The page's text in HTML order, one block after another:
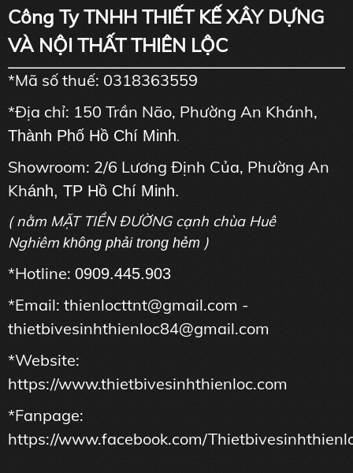
Công Ty TNHH THIẾT KẾ XÂY DỰNG
VÀ NỘI THẤT THIÊN LỘC
*Mã số thuế: 0318363559
*Địa chỉ: 150 Trần Não, Phường An Khánh,
Thành Phố Hồ Chí Minh.
Showroom: 2/6 Lương Định Của, Phường An
Khánh, TP Hồ Chí Minh.
( nằm MẶT TIỀN ĐƯỜNG cạnh chùa Huê
Nghiêm không phải trong hẻm )
*Hotline: 0909.445.903
*Email: thienlocttnt@gmail.com -
thietbivesinhthienloc84@gmail.com
*Website:
https://www.thietbivesinhthienloc.com
*Fanpage:
https://www.facebook.com/